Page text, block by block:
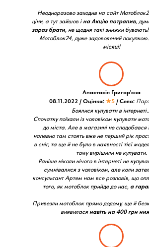
Боялися купувати в
Спочатку поїхали із чоловіком купувати
до міста. Але в магазині не сподобався
напевно там стоять вже не перший рік
в сніг, та ще й не було в наявності тієї
тому вирішили не купувати.
Раніше ніколи нічого в інтернеті не
сумнівалися з чоловіком, але коли
консультант Артем нам все розповів, що
того, як мотоблок прийде до нас, а
Привезли мотоблок прямо додому, ще й
виявиласянавіть на 400 грн
Анастасія Григор'єва
08.11.2022 / Оцінка: ★5 / Село:
Неодноразово заходив на сайт
ціни, а тут зайшов іна Акцію потрапив,
зараз брати, не щодня такі знижки
Мотоблок24, дуже задоволений покупкою.
місяці!